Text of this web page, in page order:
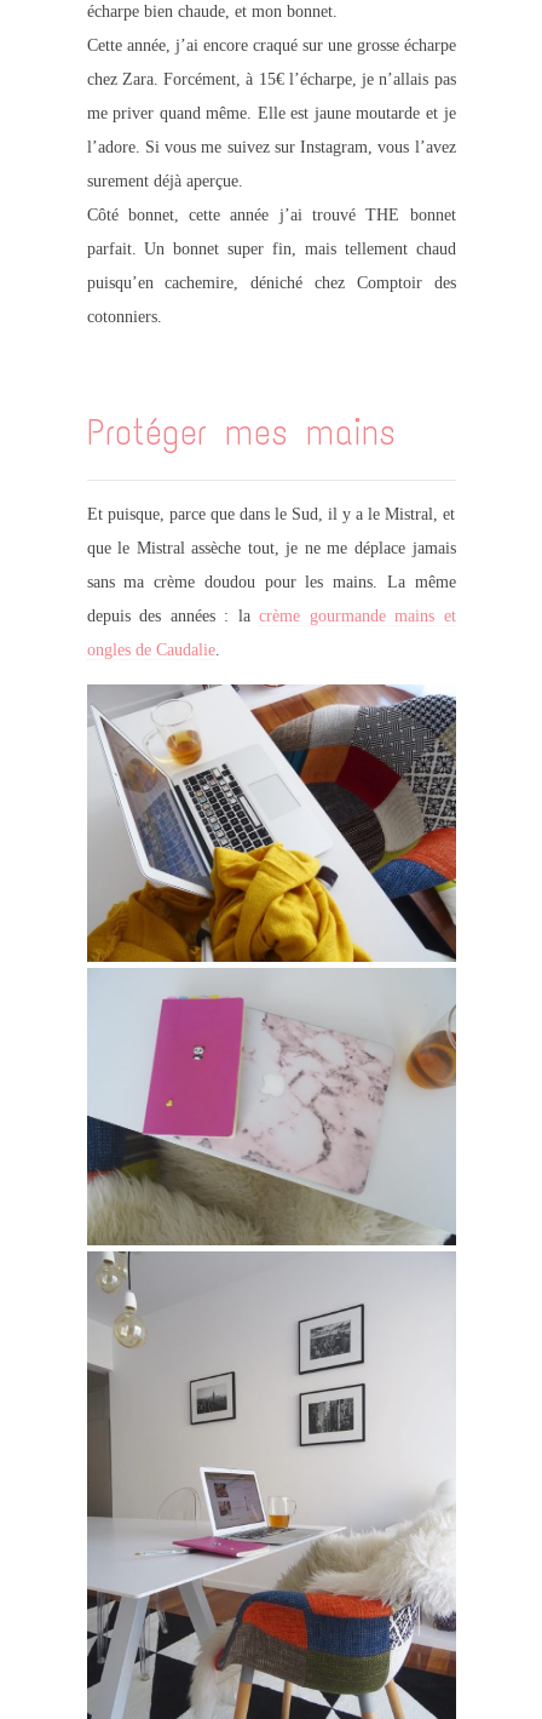
écharpe bien chaude, et mon bonnet.
Cette année, j’ai encore craqué sur une grosse écharpe
chez Zara. Forcément, à 15€ l’écharpe, je n’allais pas
me priver quand même. Elle est jaune moutarde et je
l’adore. Si vous me suivez sur Instagram, vous l’avez
surement déjà aperçue.
Côté bonnet, cette année j’ai trouvé THE bonnet
parfait. Un bonnet super fin, mais tellement chaud
puisqu’en cachemire, déniché chez Comptoir des
cotonniers.
Protéger mes mains
Et puisque, parce que dans le Sud, il y a le Mistral, et
que le Mistral assèche tout, je ne me déplace jamais
sans ma crème doudou pour les mains. La même
depuis des années : la crème gourmande mains et
ongles de Caudalie.